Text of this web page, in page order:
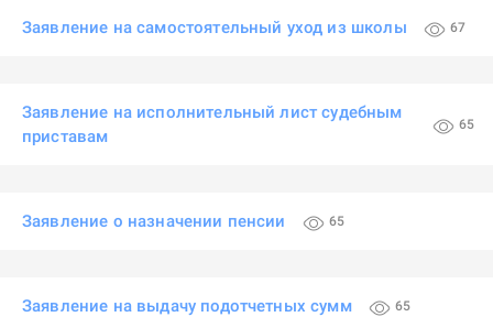
Заявление на самостоятельный уход из школы 67
Заявление на исполнительный лист судебным
приставам
65
Заявление о назначении пенсии 65
Заявление на выдачу подотчетных сумм 65